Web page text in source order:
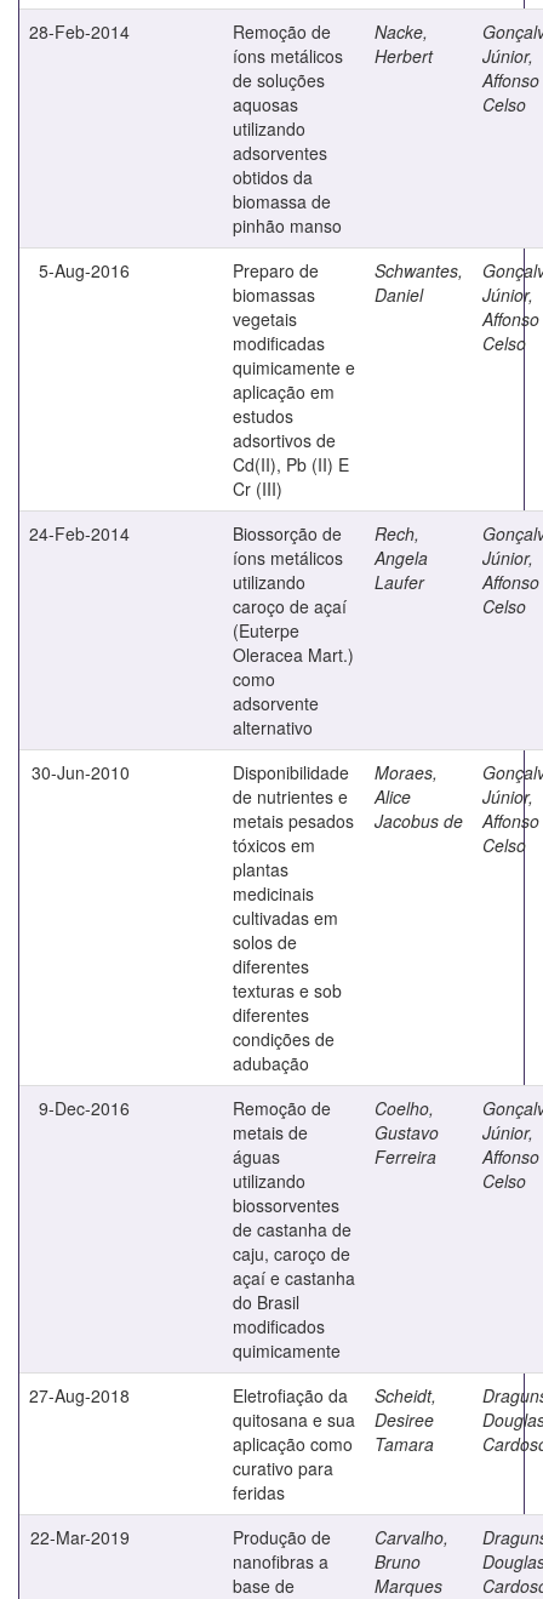
28-Feb-2014
Remoção de
íons metálicos
de soluções
aquosas
utilizando
adsorventes
obtidos da
biomassa de
pinhão manso
Nacke,
Herbert
Júnior,
Affonso
Celso
5-Aug-2016
Preparo de
biomassas
vegetais
modificadas
quimicamente e
aplicação em
estudos
adsortivos de
Cd(II), Pb (II) E
Cr (III)
Schwantes,
Daniel
Júnior,
Affonso
Celso
24-Feb-2014
Biossorção de
íons metálicos
utilizando
caroço de açaí
(Euterpe
Oleracea Mart.)
como
adsorvente
alternativo
Rech,
Angela
Laufer
Júnior,
Affonso
Celso
30-Jun-2010
Disponibilidade
de nutrientes e
metais pesados
tóxicos em
plantas
medicinais
cultivadas em
solos de
diferentes
texturas e sob
diferentes
condições de
adubação
Moraes,
Alice
Jacobus de
Júnior,
Affonso
Celso
9-Dec-2016
Remoção de
metais de
águas
utilizando
biossorventes
de castanha de
caju, caroço de
açaí e castanha
do Brasil
modificados
quimicamente
Coelho,
Gustavo
Ferreira
Júnior,
Affonso
Celso
27-Aug-2018
Eletrofiação da
quitosana e sua
aplicação como
curativo para
feridas
Scheidt,
Desiree
Tamara
22-Mar-2019
Produção de
nanofibras a
base de
Carvalho,
Bruno
Marques